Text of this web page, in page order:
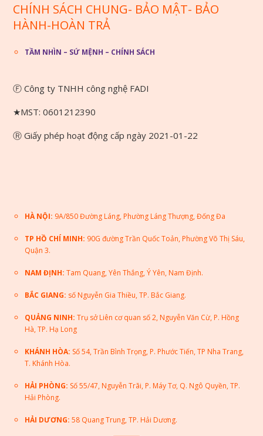
CHÍNH SÁCH CHUNG- BẢO MẬT- BẢO
HÀNH-HOÀN TRẢ
TẦM NHÌN – SỨ MỆNH – CHÍNH SÁCH
Ⓕ Công ty TNHH công nghệ FADI
★MST: 0601212390
Ⓡ Giấy phép hoạt động cấp ngày 2021-01-22
HÀ NỘI: 9A/850 Đường Láng, Phường Láng Thượng, Đống Đa
TP HỒ CHÍ MINH: 90G đường Trần Quốc Toản, Phường Võ Thị Sáu,
Quận 3.
NAM ĐỊNH: Tam Quang, Yên Thắng, Ý Yên, Nam Định.
BẮC GIANG: số Nguyễn Gia Thiều, TP. Bắc Giang.
QUẢNG NINH: Trụ sở Liên cơ quan số 2, Nguyễn Văn Cừ, P. Hồng
Hà, TP. Hạ Long
KHÁNH HÒA: Số 54, Trần Bình Trọng, P. Phước Tiến, TP Nha Trang,
T. Khánh Hòa.
HẢI PHÒNG: Số 55/47, Nguyễn Trãi, P. Máy Tơ, Q. Ngô Quyền, TP.
Hải Phòng.
HẢI DƯƠNG: 58 Quang Trung, TP. Hải Dương.